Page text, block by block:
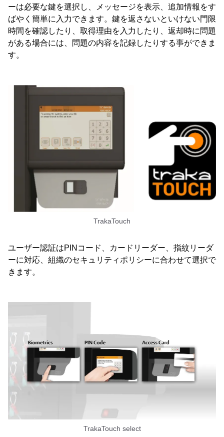
ーは必要な鍵を選択し、メッセージを表示、追加情報をす
ばやく簡単に入力できます。鍵を返さないといけない門限
時間を確認したり、取得理由を入力したり、返却時に問題
がある場合には、問題の内容を記録したりする事ができま
す。
TrakaTouch
ユーザー認証はPINコード、カードリーダー、指紋リーダ
ーに対応、組織のセキュリティポリシーに合わせて選択で
きます。
TrakaTouch select